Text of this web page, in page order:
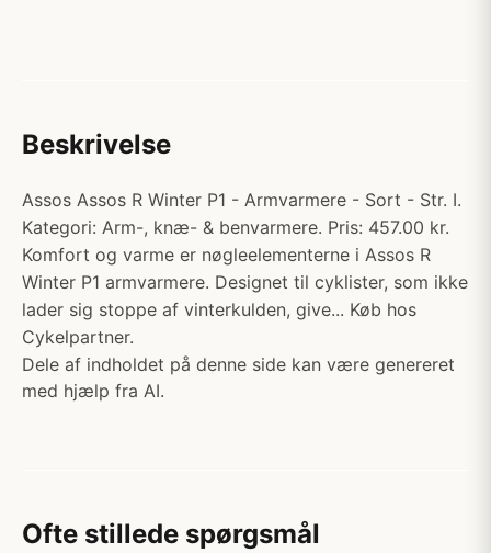
Beskrivelse
Assos Assos R Winter P1 - Armvarmere - Sort - Str. I.
Kategori: Arm-, knæ- & benvarmere. Pris: 457.00 kr.
Komfort og varme er nøgleelementerne i Assos R
Winter P1 armvarmere. Designet til cyklister, som ikke
lader sig stoppe af vinterkulden, give... Køb hos
Cykelpartner.
Dele af indholdet på denne side kan være genereret
med hjælp fra AI.
Ofte stillede spørgsmål